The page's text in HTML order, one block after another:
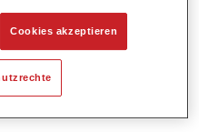
Cookies akzeptieren